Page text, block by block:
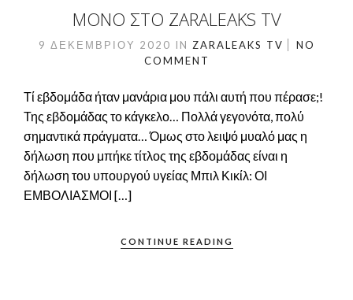
ΜΌΝΟ ΣΤΟ ZARALEAKS TV
9 ΔΕΚΕΜΒΡΊΟΥ 2020 IN ZARALEAKS TV
NO
COMMENT
Τί εβδομάδα ήταν μανάρια μου πάλι αυτή που πέρασε;!
Της εβδομάδας το κάγκελο… Πολλά γεγονότα, πολύ
σημαντικά πράγματα… Όμως στο λειψό μυαλό μας η
δήλωση που μπήκε τίτλος της εβδομάδας είναι η
δήλωση του υπουργού υγείας Μπιλ Κικίλ: ΟΙ
ΕΜΒΟΛΙΑΣΜΟΙ […]
CONTINUE READING